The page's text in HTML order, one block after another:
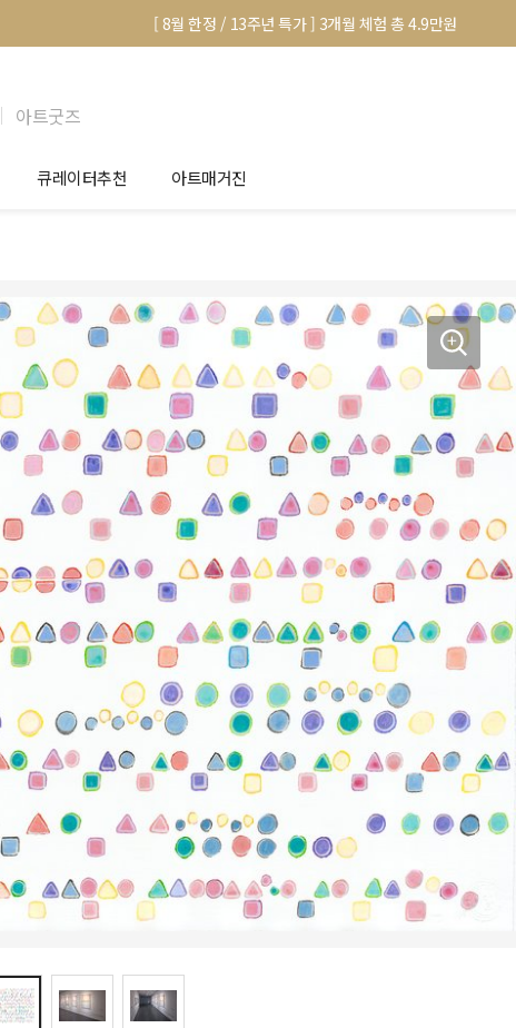
[ 8월 한정 / 13주년 특가 ] 3개월 체험 총 4.9만원
아트굿즈
큐레이터추천
그림인테리어 Tip
테마별 추천
아트매거진
아트 딕셔너리